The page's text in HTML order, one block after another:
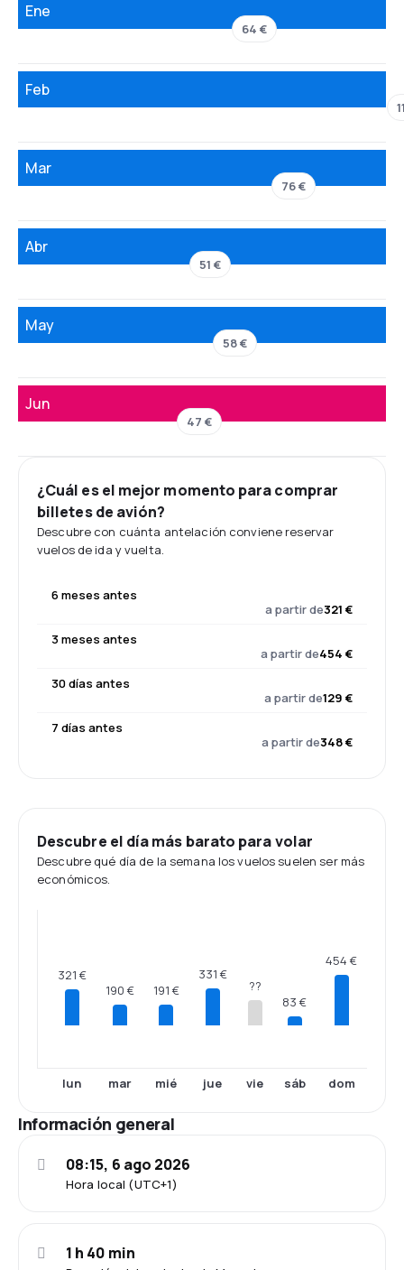
Ene
64 €
Feb
Mar
76 €
Abr
51 €
May
58 €
Jun
47 €
¿Cuál es el mejor momento para comprar
billetes de avión?
Descubre con cuánta antelación conviene reservar
vuelos de ida y vuelta.
6 meses antes
a partir de321 €
3 meses antes
a partir de454 €
30 días antes
a partir de129 €
7 días antes
a partir de348 €
Descubre el día más barato para volar
Descubre qué día de la semana los vuelos suelen ser más
económicos.
321 €
lun
190 €
mar
191 €
mié
331 €
jue
??
vie
83 €
sáb
454 €
dom
Información general
Hora local (UTC+1)
08:15, 6 ago 2026
1 h 40 min